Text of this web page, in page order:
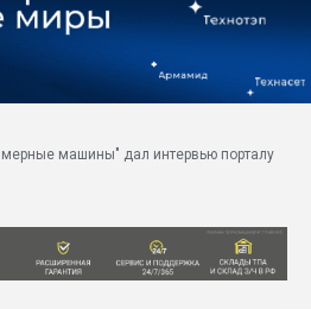
заводу пластмасс"
28.07.2026
первый план в
машины" дал интервью порталу